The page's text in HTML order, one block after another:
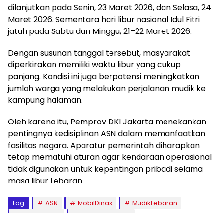
dilanjutkan pada Senin, 23 Maret 2026, dan Selasa, 24
Maret 2026. Sementara hari libur nasional Idul Fitri
jatuh pada Sabtu dan Minggu, 21–22 Maret 2026.
Dengan susunan tanggal tersebut, masyarakat
diperkirakan memiliki waktu libur yang cukup
panjang. Kondisi ini juga berpotensi meningkatkan
jumlah warga yang melakukan perjalanan mudik ke
kampung halaman.
Oleh karena itu, Pemprov DKI Jakarta menekankan
pentingnya kedisiplinan ASN dalam memanfaatkan
fasilitas negara. Aparatur pemerintah diharapkan
tetap mematuhi aturan agar kendaraan operasional
tidak digunakan untuk kepentingan pribadi selama
masa libur Lebaran.
Tag: ASN MobilDinas
MudikLebaran